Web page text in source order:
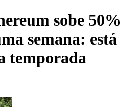
sobe 50%
semana: está
temporada